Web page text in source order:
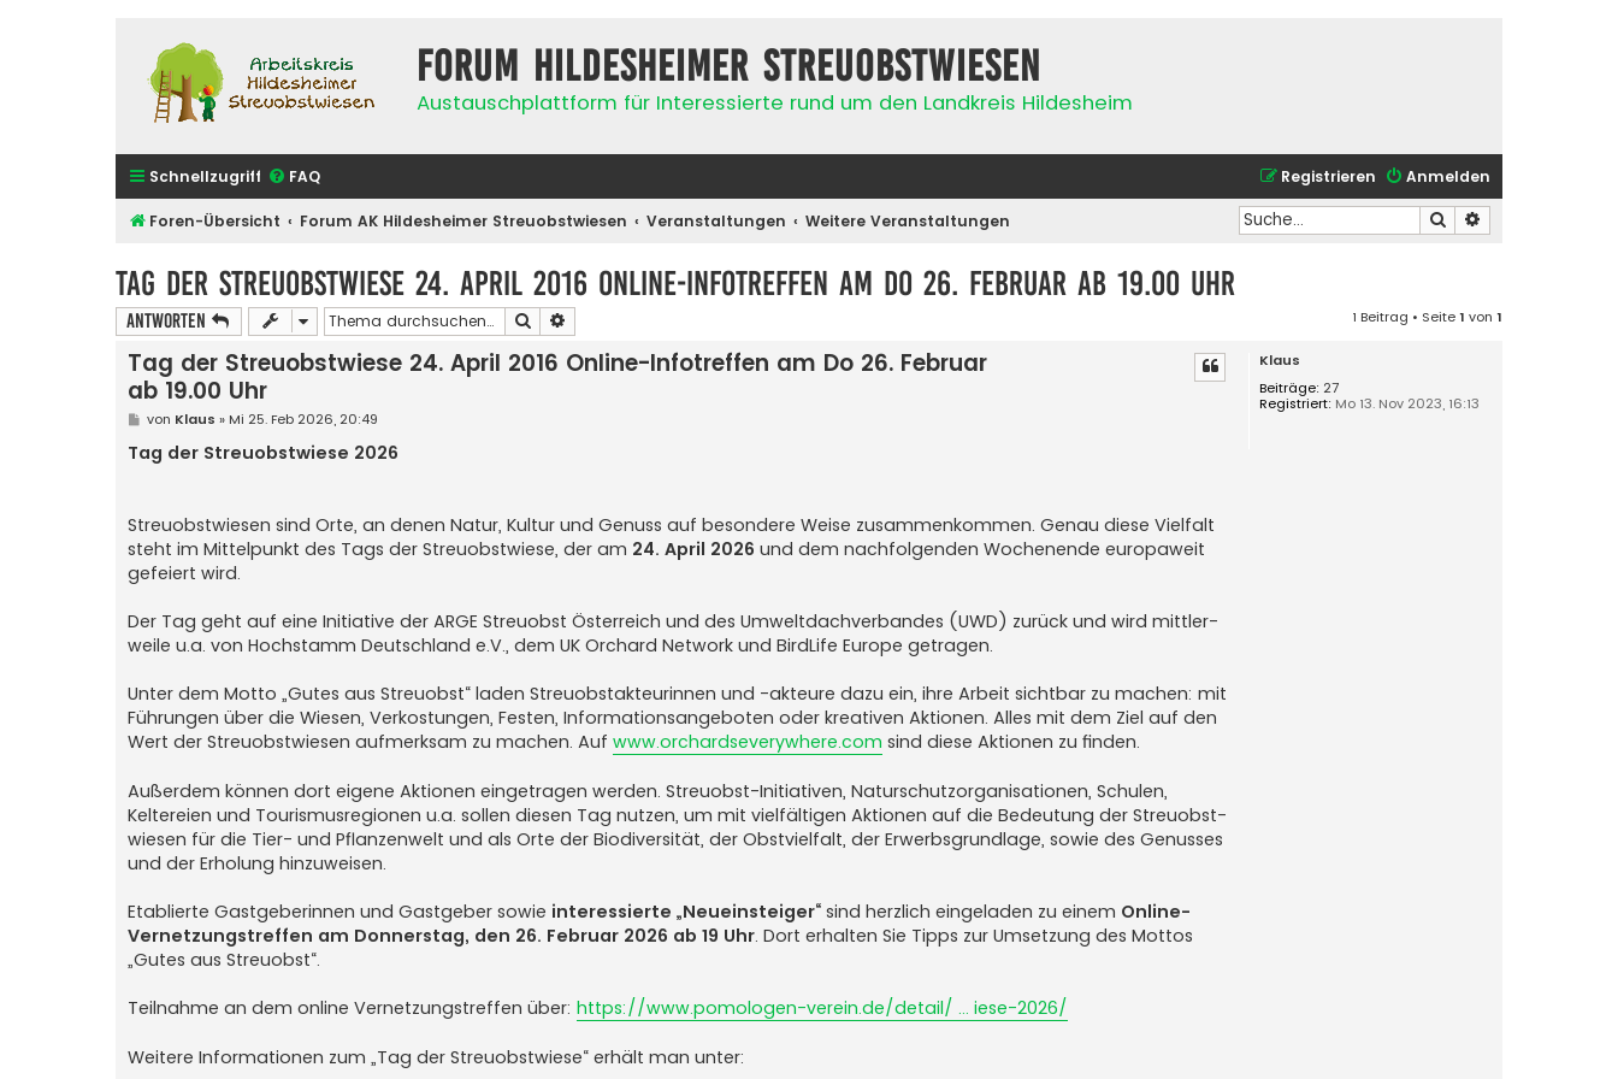
Forum Hildesheimer Streuobstwiesen
Austauschplattform für Interessierte rund um den Landkreis Hildesheim
Schnellzugriff FAQ Anmelden
Registrieren
Foren-Übersicht Forum AK Hildesheimer Streuobstwiesen Veranstaltungen Weitere Veranstaltungen Suche
Tag der Streuobstwiese 24. April 2016 Online-Infotreffen am Do 26. Februar ab 19.00 Uhr
Antworten Suche 1 Beitrag • Seite1 von 1
Klaus
Beiträge: 27
Registriert: Mo 13. Nov 2023, 16:13
Tag der Streuobstwiese 24. April 2016 Online-Infotreffen am Do 26. Februar
ab 19.00 Uhr
B
i
t
von Klaus » Mi 25. Feb 2026, 20:49
Tag der Streuobstwiese 2026
Streuobst­wiesen sind Orte, an denen Natur, Kultur und Genuss auf besondere Weise zusammen­kommen. Genau diese Vielfalt
steht im Mittel­punkt des Tags der Streuobst­wiese, der am 24. April 2026 und dem nach­folgenden Wochen­ende europa­weit
gefeiert wird.
Der Tag geht auf eine Initiative der ARGE Streuobst Österreich und des Umwelt­dachver­bandes (UWD) zurück und wird mittler­
weile u.a. von Hoch­stamm Deutschland e.V., dem UK Orchard Network und BirdLife Europe getragen.
Unter dem Motto „Gutes aus Streuobst“ laden Streuobst­akteurinnen und -akteure dazu ein, ihre Arbeit sichtbar zu machen: mit
Führungen über die Wiesen, Verkostungen, Festen, Informations­angeboten oder kreativen Aktionen. Alles mit dem Ziel auf den
Wert der Streuobst­wiesen aufmerksam zu machen. Auf www.orchardseverywhere.com sind diese Aktionen zu finden.
Außerdem können dort eigene Aktionen eingetragen werden. Streuobst-Initiativen, Naturschutz­organisationen, Schulen,
Keltereien und Tourismus­regionen u.a. sollen diesen Tag nutzen, um mit vielfältigen Aktionen auf die Bedeutung der Streuobst­
wiesen für die Tier- und Pflanzen­welt und als Orte der Bio­diversität, der Obst­vielfalt, der Erwerbs­grundlage, sowie des Genusses
und der Erholung hinzu­weisen.
Etablierte Gas­tgeberinnen und Gast­geber sowie interessierte „Neueinsteiger“ sind herzlich eingeladen zu einem Online-
Vernetzungs­treffen am Donnerstag, den 26. Februar 2026 ab 19 Uhr. Dort erhalten Sie Tipps zur Umsetzung des Mottos
„Gutes aus Streuobst“.
Teilnahme an dem online Vernetzungs­treffen über: https://www.pomologen-verein.de/detail/ ... iese-2026/
Weitere Informationen zum „Tag der Streuobst­wiese“ erhält man unter: